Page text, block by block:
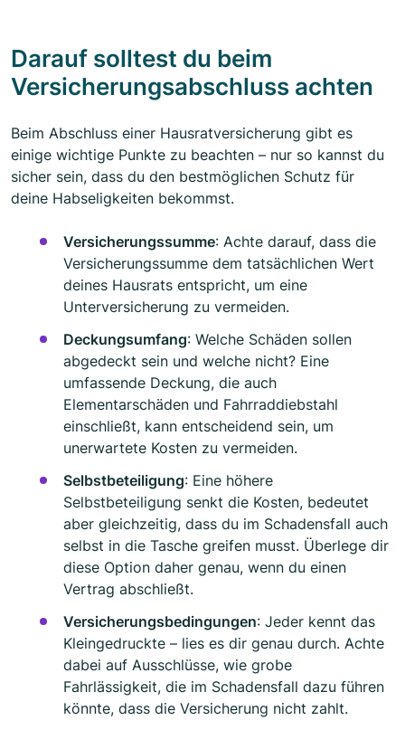
Darauf solltest du beim
Versicherungsabschluss achten
Beim Abschluss einer Hausratversicherung gibt es
einige wichtige Punkte zu beachten – nur so kannst du
sicher sein, dass du den bestmöglichen Schutz für
deine Habseligkeiten bekommst.
Versicherungssumme: Achte darauf, dass die
Versicherungssumme dem tatsächlichen Wert
deines Hausrats entspricht, um eine
Unterversicherung zu vermeiden.
Deckungsumfang: Welche Schäden sollen
abgedeckt sein und welche nicht? Eine
umfassende Deckung, die auch
Elementarschäden und Fahrraddiebstahl
einschließt, kann entscheidend sein, um
unerwartete Kosten zu vermeiden.
Selbstbeteiligung: Eine höhere
Selbstbeteiligung senkt die Kosten, bedeutet
aber gleichzeitig, dass du im Schadensfall auch
selbst in die Tasche greifen musst. Überlege dir
diese Option daher genau, wenn du einen
Vertrag abschließt.
Versicherungsbedingungen: Jeder kennt das
Kleingedruckte – lies es dir genau durch. Achte
dabei auf Ausschlüsse, wie grobe
Fahrlässigkeit, die im Schadensfall dazu führen
könnte, dass die Versicherung nicht zahlt.